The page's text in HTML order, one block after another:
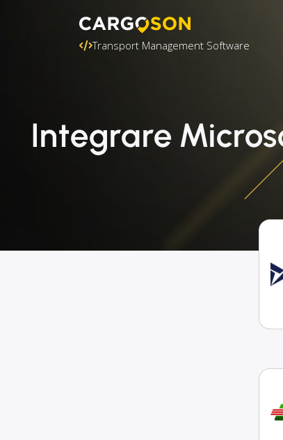
Transport Management Software
Integrare